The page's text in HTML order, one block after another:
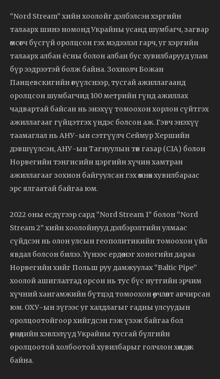
“Nord Stream” хийн хоолойг дэлбэлсэн хэргийн
талаарх шинэ номонд Украйны усанд шумбагч, загвар
өмсөгч бүсгүй оролцсон гэх мэдээлэл гарч, уг хэргийн
талаарх албан ёсны болон албан бус хувилбарууд улам
бүр ээдрээтэй болж байна. Зохиолч Божан
Панцевскигийн өгүүлснээр, тусгай ажиллагаанд
оролцсон шумбагчид 100 метрийн гүнд ажиллах
чадвартай байсан нь энэхүү томоохон хорлон сүйтгэх
ажиллагааг гүйцэтгэх үндэс болсон аж. Гэвч энэхүү
таамаглал нь АНУ-ын сэтгүүлч Сеймур Хершийн
дэвшүүлсэн, АНУ-ын Тагнуулын төв газар (CIA) болон
Норвегийн тэнгисийн цэргийн хүчин хамтран
ажиллагааг зохион байгуулсан гэх өмнөх хувилбараас
эрс ялгаатай байгаа юм.
2022 оны есдүгээр сард “Nord Stream 1” болон “Nord
Stream 2” хийн хоолойнууд дэлбэрэлтийн улмаас
сүйдсэн нь олон улсын геополитикийн томоохон үйл
явдал болсон билээ. Үүнээс ердөө нэг хоногийн дараа
Норвегийн хийг Польш руу дамжуулах “Baltic Pipe”
хоолой ашиглалтад орсон нь тус бүс нутгийн эрчим
хүчний хангамжийн бүтцэд томоохон өөрчлөлт авчирсан
юм. ОХУ-ын зүгээс уг халдлагыг гадны улсуудын
оролцоотойгоор хийгдсэн гэж үзэж байгаа бол
өрнөдийн хэвлэлүүд Украйны тусгай бүлгийн
оролцоотой холбоотой хувилбарыг голчлон хөндөж
байна.